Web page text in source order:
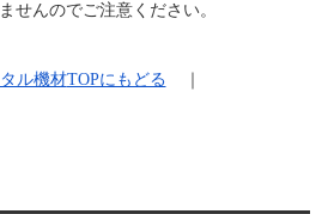
せんのでご注意ください。
ル機材TOPにもどる